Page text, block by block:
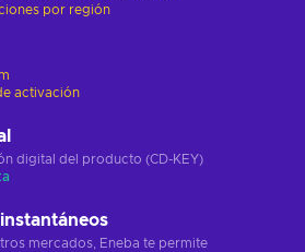
por región
activación
digital del producto (CD-KEY)
mercados, Eneba te permite